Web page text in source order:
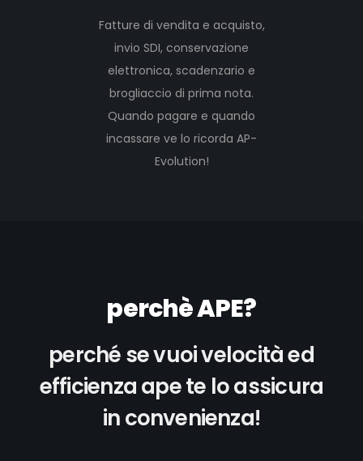
Fatture di vendita e acquisto,
invio SDI, conservazione
elettronica, scadenzario e
brogliaccio di prima nota.
Quando pagare e quando
incassare ve lo ricorda AP-
Evolution!
perchè APE?
perché se vuoi velocità ed
efficienza ape te lo assicura
in convenienza!